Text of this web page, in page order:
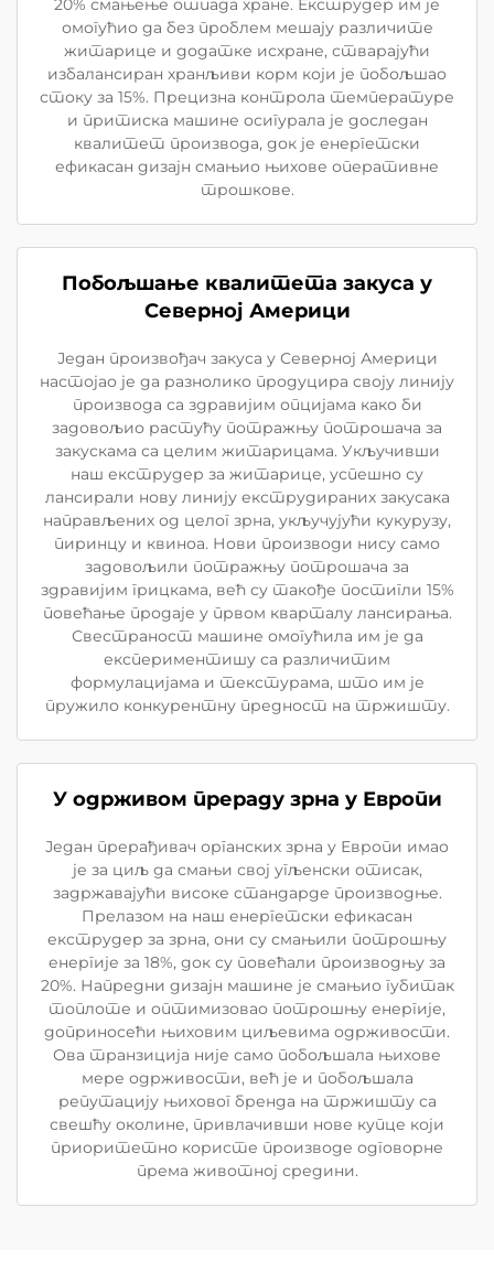
омогућио да без проблем мешају различите
житарице и додатке исхране, стварајући
избалансиран хранљиви корм који је побољшао
стоку за 15%. Прецизна контрола температуре
и притиска машине осигурала је доследан
квалитет производа, док је енергетски
ефикасан дизајн смањио њихове оперативне
трошкове.
Побољшање квалитета закуса у
Северној Америци
Један произвођач закуса у Северној Америци
настојао је да разнолико продуцира своју линију
производа са здравијим опцијама како би
задовољио растућу потражњу потрошача за
закускама са целим житарицама. Укључивши
наш екструдер за житарице, успешно су
лансирали нову линију екструдираних закусака
направљених од целог зрна, укључујући кукурузу,
пиринцу и квиноа. Нови производи нису само
задовољили потражњу потрошача за
здравијим грицкама, већ су такође постигли 15%
повећање продаје у првом кварталу лансирања.
Свестраност машине омогућила им је да
експериментишу са различитим
формулацијама и текстурама, што им је
пружило конкурентну предност на тржишту.
У одрживом прераду зрна у Европи
Један прерађивач органских зрна у Европи имао
је за циљ да смањи свој угљенски отисак,
задржавајући високе стандарде производње.
Прелазом на наш енергетски ефикасан
екструдер за зрна, они су смањили потрошњу
енергије за 18%, док су повећали производњу за
20%. Напредни дизајн машине је смањио губитак
топлоте и оптимизовао потрошњу енергије,
доприносећи њиховим циљевима одрживости.
Ова транзиција није само побољшала њихове
мере одрживости, већ је и побољшала
репутацију њиховог бренда на тржишту са
свешћу околине, привлачивши нове купце који
приоритетно користе производе одговорне
према животној средини.